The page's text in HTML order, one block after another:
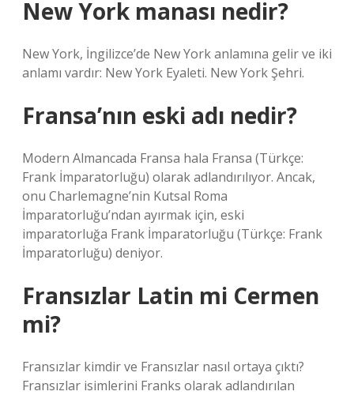
New York manası nedir?
New York, İngilizce’de New York anlamına gelir ve iki
anlamı vardır: New York Eyaleti. New York Şehri.
Fransa’nın eski adı nedir?
Modern Almancada Fransa hala Fransa (Türkçe:
Frank İmparatorluğu) olarak adlandırılıyor. Ancak,
onu Charlemagne’nin Kutsal Roma
İmparatorluğu’ndan ayırmak için, eski
imparatorluğa Frank İmparatorluğu (Türkçe: Frank
İmparatorluğu) deniyor.
Fransızlar Latin mi Cermen
mi?
Fransızlar kimdir ve Fransızlar nasıl ortaya çıktı?
Fransızlar isimlerini Franks olarak adlandırılan